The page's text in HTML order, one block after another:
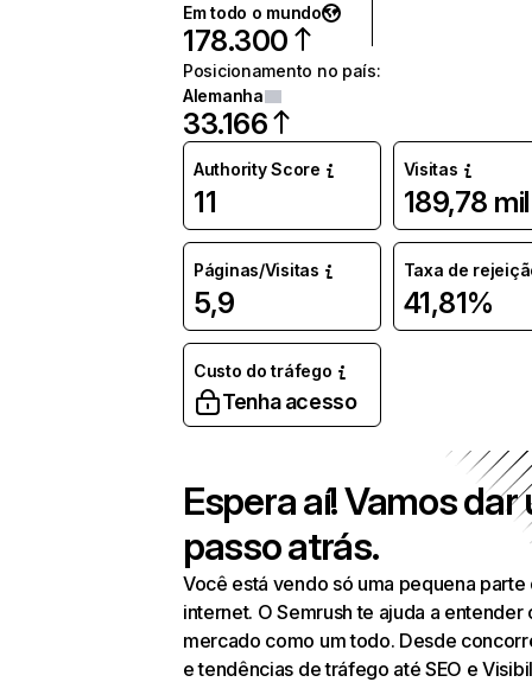
Em todo o mundo
178.300
Posicionamento no país:
Alemanha
33.166
Authority Score
11
Visitas
189,78 mil
Páginas/Visitas
5,9
Taxa de
41,81%
Custo do tráfego
Tenha acesso
Espera aí! Vamos dar
passo atrás.
Você está vendo só uma pequena parte
internet. O Semrush te ajuda a entender
mercado como um todo. Desde
e tendências de tráfego até SEO e